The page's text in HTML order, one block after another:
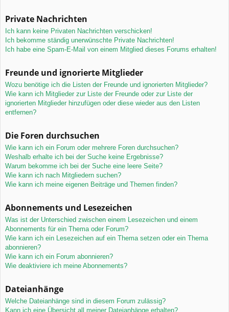
Private Nachrichten
Ich kann keine Privaten Nachrichten verschicken!
Ich bekomme ständig unerwünschte Private Nachrichten!
Ich habe eine Spam-E-Mail von einem Mitglied dieses Forums erhalten!
Freunde und ignorierte Mitglieder
Wozu benötige ich die Listen der Freunde und ignorierten Mitglieder?
Wie kann ich Mitglieder zur Liste der Freunde oder zur Liste der
ignorierten Mitglieder hinzufügen oder diese wieder aus den Listen
entfernen?
Die Foren durchsuchen
Wie kann ich ein Forum oder mehrere Foren durchsuchen?
Weshalb erhalte ich bei der Suche keine Ergebnisse?
Warum bekomme ich bei der Suche eine leere Seite?
Wie kann ich nach Mitgliedern suchen?
Wie kann ich meine eigenen Beiträge und Themen finden?
Abonnements und Lesezeichen
Was ist der Unterschied zwischen einem Lesezeichen und einem
Abonnements für ein Thema oder Forum?
Wie kann ich ein Lesezeichen auf ein Thema setzen oder ein Thema
abonnieren?
Wie kann ich ein Forum abonnieren?
Wie deaktiviere ich meine Abonnements?
Dateianhänge
Welche Dateianhänge sind in diesem Forum zulässig?
Kann ich eine Übersicht all meiner Dateianhänge erhalten?